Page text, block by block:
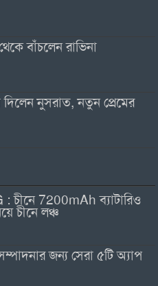
বাঁচলেন রাভিনা
দিলেন নুসরাত, নতুন প্রেমের
চীনে 7200mAh ব্যাটারিও
চীনে লঞ্চ
জন্য সেরা ৫টি অ্যাপ